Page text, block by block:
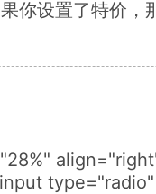
你设置了特价